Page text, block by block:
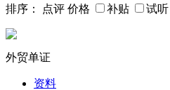
排序：
点评 价格 补贴 试听
外贸单证
资料